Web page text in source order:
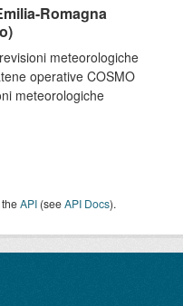
Romagna
meteorologiche
operative COSMO
meteorologiche
API (seeAPI Docs).